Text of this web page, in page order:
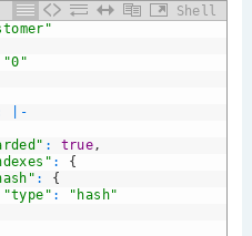
Shell
"0"
-
: true,
:
{
:
{
"type" :
"hash"